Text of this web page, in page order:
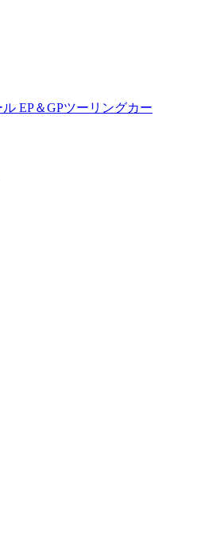
EP＆GPツーリングカー